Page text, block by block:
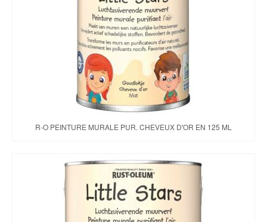
R-O PEINTURE MURALE PUR. CHEVEUX D'OR EN 125 ML